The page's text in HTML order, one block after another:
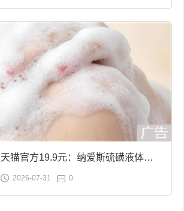
天猫官方19.9元：纳爱斯硫磺液体香
皂2斤大促
2026-07-31 0